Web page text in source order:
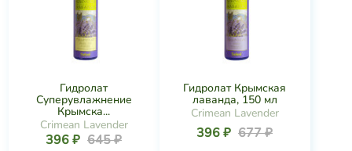
Гидролат
Суперувлажнение
Крымска...
Crimean Lavender
396 ₽ 645 ₽
Гидролат Крымская
лаванда, 150 мл
Crimean Lavender
396 ₽ 677 ₽
0
Избранное